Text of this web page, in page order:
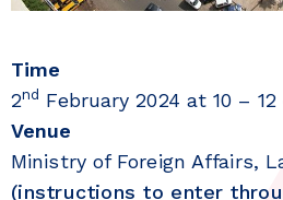
Time
2nd February 2024 at 10 – 12
Venue
Ministry of Foreign Affairs,
(instructions to enter